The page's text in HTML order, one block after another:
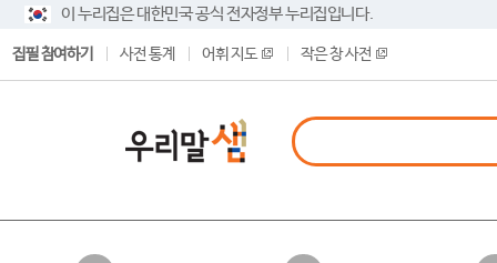
이 누리집은 대한민국 공식 전자정부 누리집입니다.
집필 참여하기 사전 통계 어휘 지도 작은 창 사전